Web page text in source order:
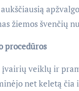
žiemos švenčių
procedūros
įvairių veiklų ir
net keletą